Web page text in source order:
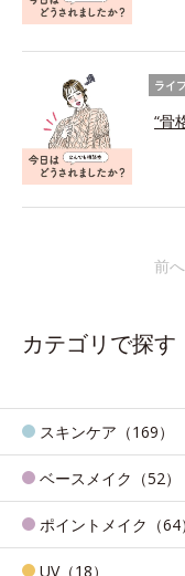
ライ
“骨
前へ
カテゴリで探す
スキンケア（169）
ベースメイク（52）
ポイントメイク（64）
UV（18）